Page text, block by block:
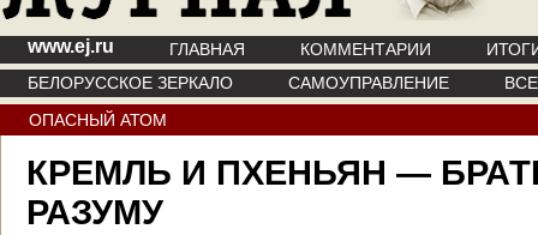
www.ej.ru ГЛАВНАЯ КОММЕНТАРИИ
БЕЛОРУССКОЕ ЗЕРКАЛО
САМОУПРАВЛЕНИЕ
ОПАСНЫЙ АТОМ
КРЕМЛЬ И ПХЕНЬЯН —
РАЗУМУ